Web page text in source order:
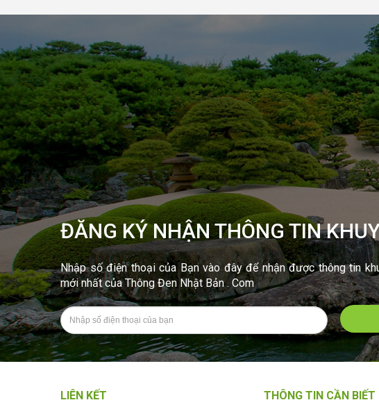
ĐĂNG KÝ NHẬN THÔNG TIN
Nhập số điện thoại của Bạn vào đây để nhận được thông tin
mới nhất của Thông Đen Nhật Bản . Com
LIÊN KẾT THÔNG TIN CẦN BIẾT